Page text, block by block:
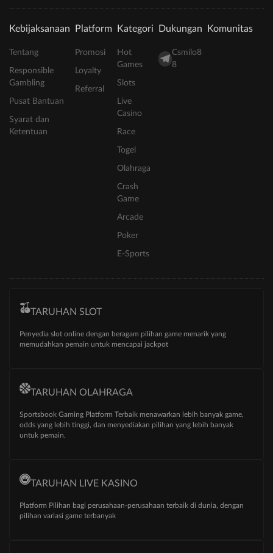
Kebijaksanaan
Tentang
Responsible
Gambling
Pusat Bantuan
Syarat dan
Ketentuan
Platform
Promosi
Loyalty
Referral
Kategori
Hot
Games
Slots
Live
Casino
Race
Togel
Olahraga
Crash
Game
Arcade
Poker
E-Sports
Dukungan
Csmilo8
8
Komunitas
TARUHAN SLOT
Penyedia slot online dengan beragam pilihan game menarik yang
memudahkan pemain untuk mencapai jackpot
TARUHAN OLAHRAGA
Sportsbook Gaming Platform Terbaik menawarkan lebih banyak game,
odds yang lebih tinggi, dan menyediakan pilihan yang lebih banyak
untuk pemain.
TARUHAN LIVE KASINO
Platform Pilihan bagi perusahaan-perusahaan terbaik di dunia, dengan
pilihan variasi game terbanyak